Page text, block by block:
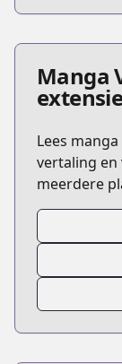
Manga
Lees
vertaling
meerdere